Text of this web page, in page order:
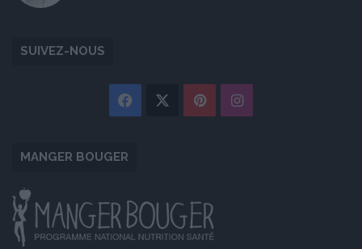
SUIVEZ-NOUS
Facebook PinterestInstagram
MANGER BOUGER